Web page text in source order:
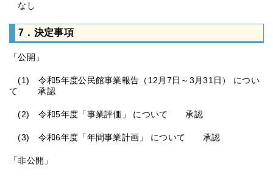
なし
7．決定事項
「公開」
(1) 令和5年度公民館事業報告（12月7日～3月31日） につい
て 承認
(2) 令和5年度「事業評価」 について 承認
(3) 令和6年度「年間事業計画」 について 承認
「非公開」